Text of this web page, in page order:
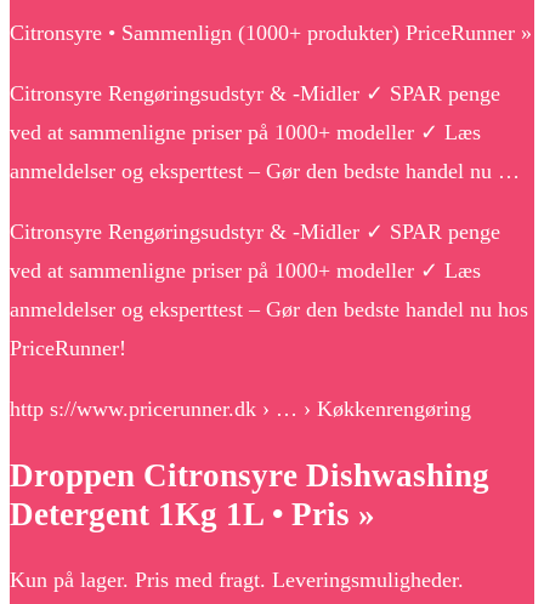
Citronsyre • Sammenlign (1000+ produkter) PriceRunner »
Citronsyre Rengøringsudstyr & -Midler ✓ SPAR penge
ved at sammenligne priser på 1000+ modeller ✓ Læs
anmeldelser og eksperttest – Gør den bedste handel nu …
Citronsyre Rengøringsudstyr & -Midler ✓ SPAR penge
ved at sammenligne priser på 1000+ modeller ✓ Læs
anmeldelser og eksperttest – Gør den bedste handel nu hos
PriceRunner!
http s://www.pricerunner.dk › … › Køkkenrengøring
Droppen Citronsyre Dishwashing
Detergent 1Kg 1L • Pris »
Kun på lager. Pris med fragt. Leveringsmuligheder.